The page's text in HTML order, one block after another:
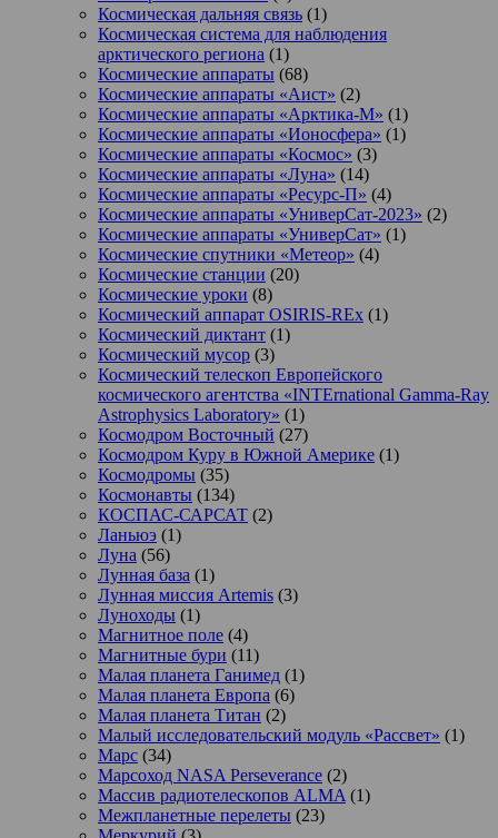
Космическая дальняя связь (1)
Космическая система для наблюдения
арктического региона (1)
Космические аппараты (68)
Космические аппараты «Аист» (2)
Космические аппараты «Арктика-М» (1)
Космические аппараты «Ионосфера» (1)
Космические аппараты «Космос» (3)
Космические аппараты «Луна» (14)
Космические аппараты «Ресурс-П» (4)
Космические аппараты «УниверСат-2023» (2)
Космические аппараты «УниверСат» (1)
Космические спутники «Метеор» (4)
Космические станции (20)
Космические уроки (8)
Космический аппарат OSIRIS-REx (1)
Космический диктант (1)
Космический мусор (3)
Космический телескоп Европейского
космического агентства «INTErnational Gamma-Ray
Astrophysics Laboratory» (1)
Космодром Восточный (27)
Космодром Куру в Южной Америке (1)
Космодромы (35)
Космонавты (134)
КОСПАС-САРСАТ (2)
Ланьюэ (1)
Луна (56)
Лунная база (1)
Лунная миссия Artemis (3)
Луноходы (1)
Магнитное поле (4)
Магнитные бури (11)
Малая планета Ганимед (1)
Малая планета Европа (6)
Малая планета Титан (2)
Малый исследовательский модуль «Рассвет» (1)
Марс (34)
Марсоход NASA Perseverance (2)
Массив радиотелескопов ALMA (1)
Межпланетные перелеты (23)